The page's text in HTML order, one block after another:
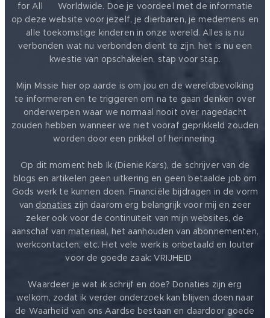
for All ❤️ Worldwide. Doe je voordeel met de informatie
op deze website voor jezelf, je dierbaren, je medemens en
alle toekomstige kinderen in onze wereld. Alles is nu
verbonden wat nu verbonden dient te zijn. het is nu een
kwestie van opschakelen, stap voor stap.
Mijn Missie hier op aarde is om jou en de wereldbevolking
te informeren en te triggeren om na te gaan denken over
onderwerpen waar we normaal nooit over nagedacht
zouden hebben wanneer we niet vooraf geprikkeld zouden
worden door een prikkel of herinnering.
Op dit moment heb Ik (Dienie Kars), de schrijver van de
blogs en artikelen geen uitkering en geen betaalde job om
Gods werk te kunnen doen. Financiële bijdragen in de vorm
van donaties zijn daarom erg belangrijk voor mij en zeer
zeker ook voor de continuïteit van mijn websites, de
aanschaf van materiaal, het aanhouden van abonnementen,
werkcontacten, etc. Het vele werk is onbetaald en louter
voor de goede zaak: VRIJHEID ❤️
Waardeer je wat ik schrijf en doe? Donaties zijn erg
welkom, zodat ik verder onderzoek kan blijven doen naar
de Waarheid van ons Aardse bestaan en daardoor goede